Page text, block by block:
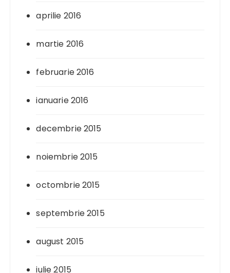
aprilie 2016
martie 2016
februarie 2016
ianuarie 2016
decembrie 2015
noiembrie 2015
octombrie 2015
septembrie 2015
august 2015
iulie 2015